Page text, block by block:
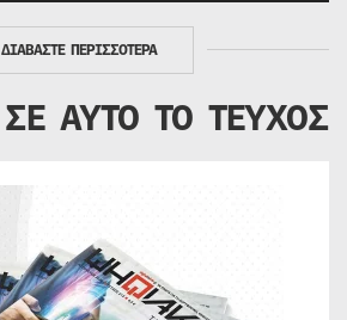
ΔΙΑΒΑΣΤΕ ΠΕΡΙΣΣΟΤΕΡΑ
ΣΕ ΑΥΤΟ ΤΟ ΤΕΥΧΟΣ